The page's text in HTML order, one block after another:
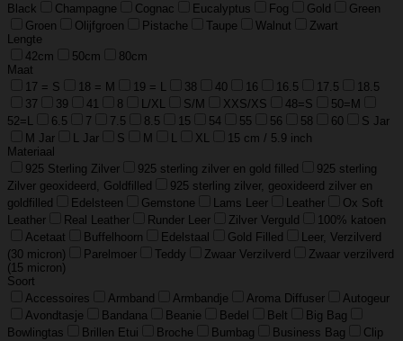
Black
Champagne Cognac Eucalyptus Fog Gold
Green
Groen
Olijfgroen Pistache Taupe Walnut
Zwart
Lengte
42cm
50cm
80cm
Maat
17 = S
18 = M 19 = L 38 40 16 16.5 17.5
18.5
37
39 41 8 L/XL S/M XXS/XS 48=S
50=M
52=L
6.5 7 7.5 8.5 15 54 55 56 58 60
S Jar
M Jar
L Jar S M L XL
15 cm / 5.9 inch
Materiaal
925 Sterling Zilver
925 sterling zilver en gold filled
925 sterling
Zilver geoxideerd, Goldfilled
925 sterling zilver, geoxideerd zilver en
goldfilled
Edelsteen Gemstone Lams Leer Leather
Ox Soft
Leather
Real Leather Runder Leer Zilver Verguld
100% katoen
Acetaat
Buffelhoorn Edelstaal Gold Filled
Leer, Verzilverd
(30 micron)
Parelmoer Teddy Zwaar Verzilverd
Zwaar verzilverd
(15 micron)
Soort
Accessoires
Armband Armbandje Aroma Diffuser
Autogeur
Avondtasje
Bandana Beanie Bedel Belt
Big Bag
Bowlingtas
Brillen Etui Broche Bumbag Business Bag
Clip